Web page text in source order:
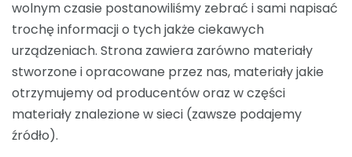
wolnym czasie postanowiliśmy zebrać i sami napisać
trochę informacji o tych jakże ciekawych
urządzeniach. Strona zawiera zarówno materiały
stworzone i opracowane przez nas, materiały jakie
otrzymujemy od producentów oraz w części
materiały znalezione w sieci (zawsze podajemy
źródło).